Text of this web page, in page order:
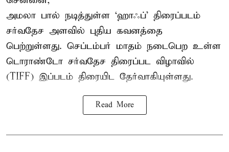
அமலா பால் நடித்துள்ள ‘ஹாஃப்’ திரைப்படம்
சர்வதேச அளவில் புதிய கவனத்தை
பெற்றுள்ளது. செப்டம்பர் மாதம் நடைபெற உள்ள
டொராண்டோ சர்வதேச திரைப்பட விழாவில்
(TIFF) இப்படம் திரையிட தேர்வாகியுள்ளது.
Read More